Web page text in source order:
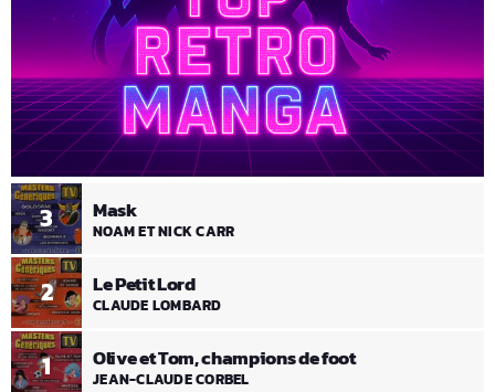
1 Olive et Tom, champions de foot
JEAN-CLAUDE CORBEL
2 Le Petit Lord
CLAUDE LOMBARD
3 Mask
NOAM ET NICK CARR